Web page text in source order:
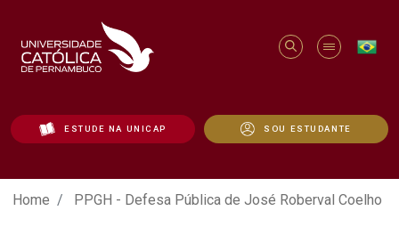
ESTUDE NA UNICAP SOU ESTUDANTE
PPGH - Defesa Pública de José
Home PPGH - Defesa Pública de José Roberval Coelho